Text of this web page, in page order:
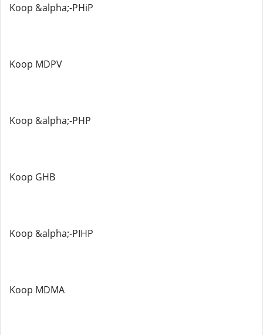
Koop &alpha;-PHiP
Koop MDPV
Koop &alpha;-PHP
Koop GHB
Koop &alpha;-PIHP
Koop MDMA